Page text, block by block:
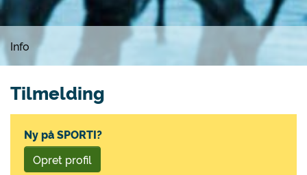
Info
Tilmelding
Ny på SPORTI?
Opret profil